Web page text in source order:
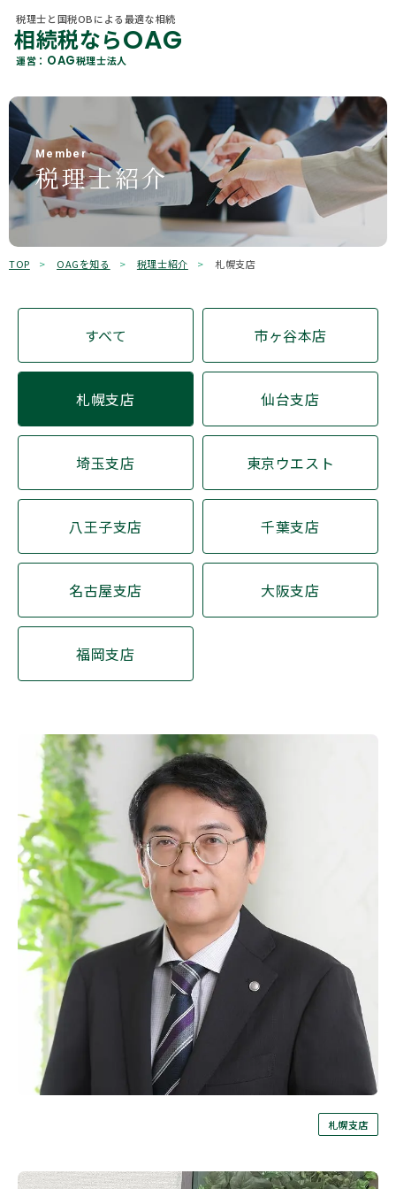
税理士と国税OBによる最適な相続
相続税ならOAG
運営： OAG税理士法人
税理士と国税OBによる最適な相続
相続税ならOAG
各種相続サービス
相続コラム
よくあるご質問
OAGを知る
相続ガイド
コーポレートサイト
プライバシーポリシー
カテゴリ 一覧
すべて
贈与
相続税
相続手続き
遺言
相続
不動産
保険
贈与税
所得税
キーワード検索
もめる兄弟姉妹延滞税必要書類 控除株式相続相続手続き
遺産相続遺留分非課税
おすすめ記事
遺言書より遺留分の権利の方が強
い！遺留分でもめない遺言の残し
方
相続権がある人・ない人とは？配
偶者・子・兄弟姉妹の相続順位と
除外される場合
当社概要
Member
税理士紹介
Office Information
事務所一覧
Why Choose Us
選ばれる理由
Member
税理士紹介
TOP OAGを知る 税理士紹介 札幌支店
すべて 市ヶ谷本店
札幌支店 仙台支店
埼玉支店 東京ウエスト
八王子支店 千葉支店
名古屋支店 大阪支店
福岡支店
札幌支店